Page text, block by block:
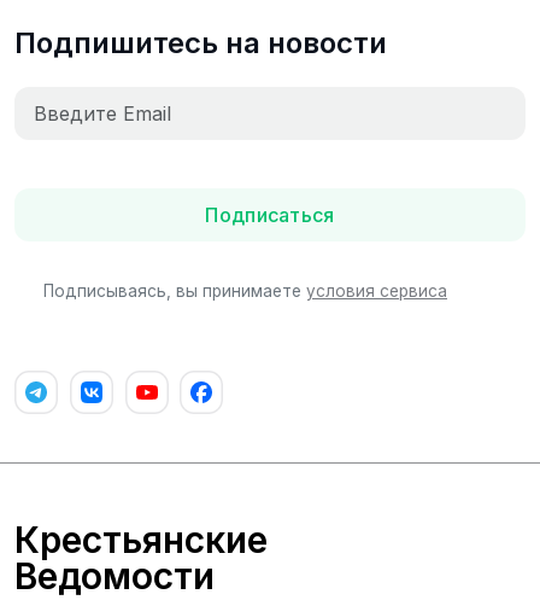
Подпишитесь на новости
Подписаться
Подписываясь, вы принимаете условия сервиса
Крестьянские
Ведомости